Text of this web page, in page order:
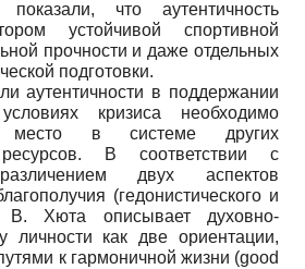
что аутентичность
устойчивой спортивной
прочности и даже отдельных
подготовки.
аутентичности в поддержании
кризиса необходимо
место в системе других
ресурсов. В соответствии с
двух аспектов
(гедонистического и
В. Хюта описывает духовно-
личности как две ориентации,
к гармоничной жизни (good